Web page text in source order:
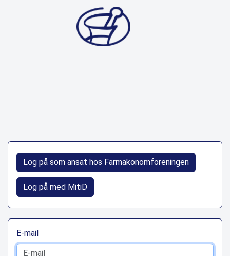
Log på som ansat hos Farmakonomforeningen
Log på med MitiD
E-mail